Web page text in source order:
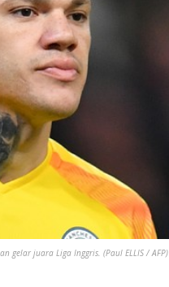
gelar juara Liga Inggris. (Paul ELLIS / AFP)